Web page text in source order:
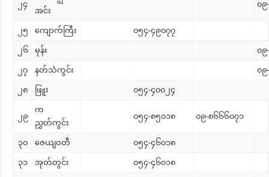
၂၄
အင်း
၀၉
၂၅ ကျောက်ကြီး ၀၅၄-၄၉၀၇၇
၂၆ မုန်း ၀၉
၂၇ နတ်သံကွင်း ၀၉
၂၈ ဖြူး ၀၅၄-၄၀၀၂၄
၂၉
က
ညွှတ်ကွင်း
၀၅၄-၈၅၀၁၈ ၀၉-၈၆၆၆၀၇၁
၃၀ ဇေယျဝတီ ၀၅၄-၄၆၀၁၈
၃၁ အုတ်တွင်း ၀၅၄-၄၆၀၁၈